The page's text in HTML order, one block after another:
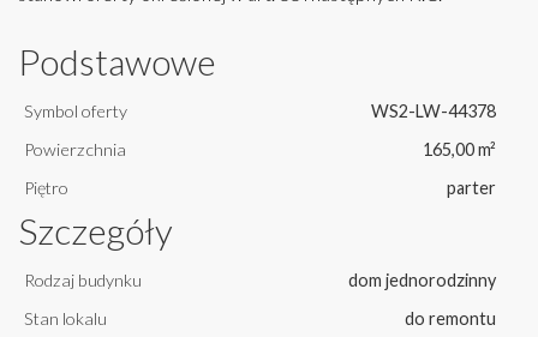
Podstawowe
Symbol oferty
WS2-LW-44378
Powierzchnia
165,00 m²
Piętro
parter
Szczegóły
Rodzaj budynku
dom jednorodzinny
Stan lokalu
do remontu